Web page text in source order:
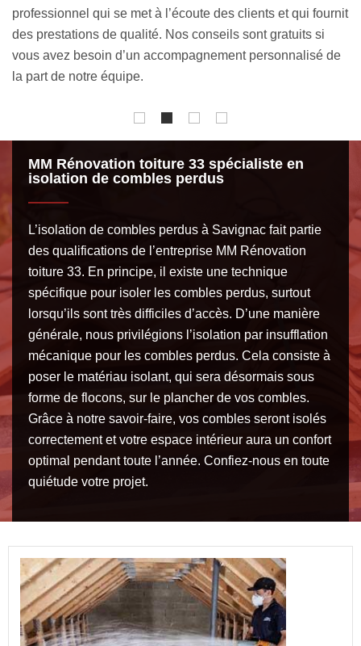
isolants minces, des isolants en flocons, des isolants en
rouleaux et plus encore.
MM Rénovation toiture 33 spécialiste en
isolation de combles perdus
L’isolation de combles perdus à Savignac fait partie
des qualifications de l’entreprise MM Rénovation
toiture 33. En principe, il existe une technique
spécifique pour isoler les combles perdus, surtout
lorsqu’ils sont très difficiles d’accès. D’une manière
générale, nous privilégions l’isolation par insufflation
mécanique pour les combles perdus. Cela consiste à
poser le matériau isolant, qui sera désormais sous
forme de flocons, sur le plancher de vos combles.
Grâce à notre savoir-faire, vos combles seront isolés
correctement et votre espace intérieur aura un confort
optimal pendant toute l’année. Confiez-nous en toute
quiétude votre projet.